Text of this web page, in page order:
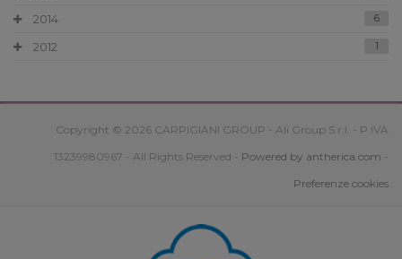
2014 6
2012 1
Copyright © 2026 CARPIGIANI GROUP - Ali Group S.r.l. - P.IVA
13239980967 - All Rights Reserved - Powered by antherica.com -
Preferenze cookies